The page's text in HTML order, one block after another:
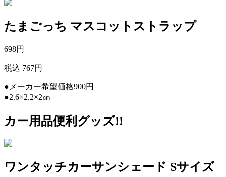
たまごっち マスコットストラップ
698円
税込 767円
●メーカー希望価格900円
●2.6×2.2×2㎝
カー用品便利グッズ!!
ワンタッチカーサンシェード Sサイズ